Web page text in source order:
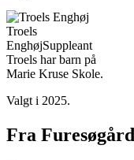
Troels
EnghøjSuppleant
Troels har barn på
Marie Kruse Skole.
Valgt i 2025.
Fra